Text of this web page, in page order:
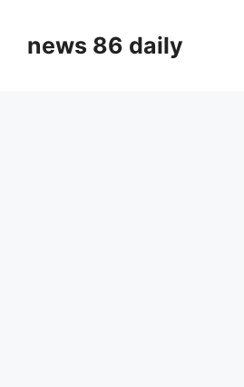
contentnews 86 daily